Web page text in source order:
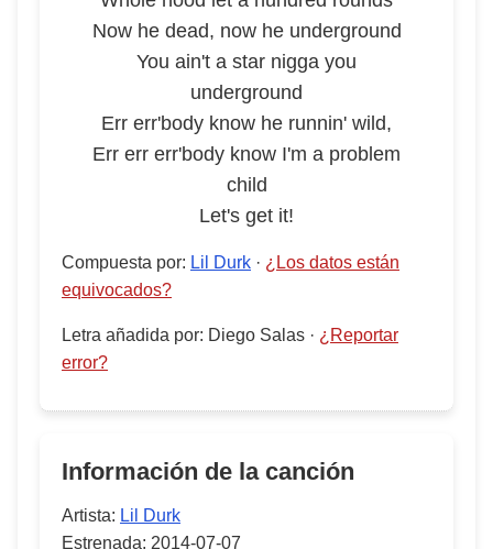
Now he dead, now he underground
You ain't a star nigga you
underground
Err err'body know he runnin' wild,
Err err err'body know I'm a problem
child
Let's get it!
Compuesta por: Lil Durk · ¿Los datos están
equivocados?
Letra añadida por: Diego Salas · ¿Reportar
error?
Información de la canción
Artista: Lil Durk
Estrenada: 2014-07-07